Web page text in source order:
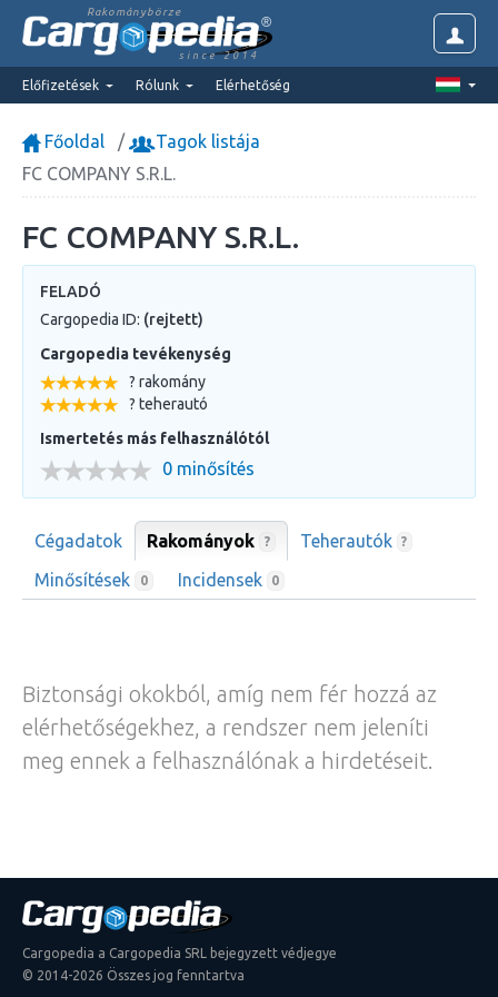
Rakománybörze
since 2014
Előfizetések Rólunk Elérhetőség
Főoldal
Tagok listája
FC COMPANY S.R.L.
FC COMPANY S.R.L.
FELADÓ
Cargopedia ID: (rejtett)
Cargopedia tevékenység
? rakomány
? teherautó
Ismertetés más felhasználótól
0 minősítés
Cégadatok Rakományok ? Teherautók ?
Minősítések 0 Incidensek 0
Biztonsági okokból, amíg nem fér hozzá az
elérhetőségekhez, a rendszer nem jeleníti
meg ennek a felhasználónak a hirdetéseit.
Cargopedia a Cargopedia SRL bejegyzett védjegye
© 2014-2026 Összes jog fenntartva